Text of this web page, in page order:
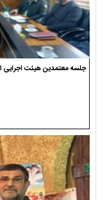
جلسه معتمدین هیئت اجرایی